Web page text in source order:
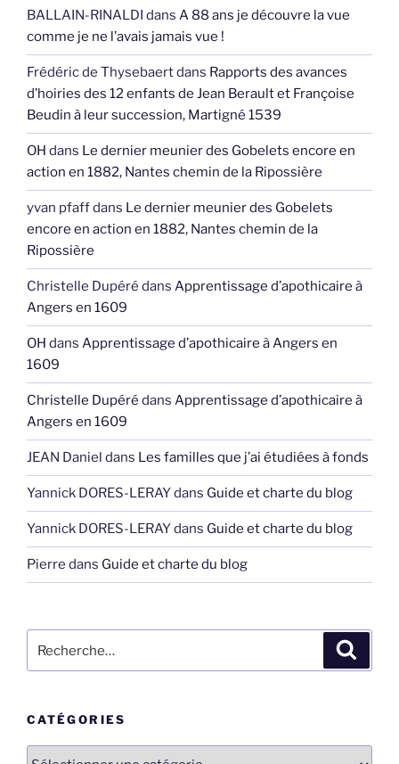
BALLAIN-RINALDI dans A 88 ans je découvre la vue
comme je ne l’avais jamais vue !
Frédéric de Thysebaertdans Rapports des avances
d’hoiries des 12 enfants de Jean Berault et Françoise
Beudin à leur succession, Martigné 1539
OH dans Le dernier meunier des Gobelets encore en
action en 1882, Nantes chemin de la Ripossière
yvan pfaffdans Le dernier meunier des Gobelets
encore en action en 1882, Nantes chemin de la
Ripossière
Christelle Dupéré dans Apprentissage d’apothicaire à
Angers en 1609
OH dans Apprentissage d’apothicaire à Angers en
1609
Christelle Dupéré dans Apprentissage d’apothicaire à
Angers en 1609
JEAN Daniel dans Les familles que j’ai étudiées à fonds
Yannick DORES-LERAYdans Guide et charte du blog
Yannick DORES-LERAYdans Guide et charte du blog
Pierre dans Guide et charte du blog
pour
CATÉGORIES
Catégories